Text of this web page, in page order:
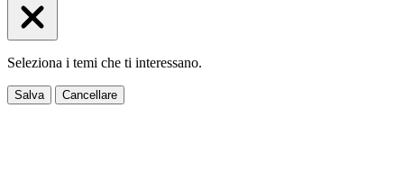
Seleziona i temi che ti interessano.
Salva Cancellare